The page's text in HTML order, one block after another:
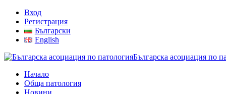
Вход
Регистрация
Български
English
Българска асоциация по
Начало
Обща патология
Новини